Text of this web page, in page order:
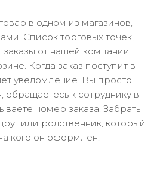
в одном из магазинов,
Список торговых точек,
от нашей компании
Когда заказ поступит в
уведомление. Вы просто
обращаетесь к сотруднику в
номер заказа. Забрать
или родственник, который
кого он оформлен.